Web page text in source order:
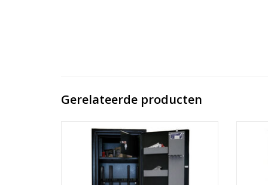
Gerelateerde producten
Extra zware uitvoering wapenkluis Defcon
149SD is uitgevoerd met 1 binnenkluis.
Biedt plaats voor minimaal 10 geweren tot
128 cm met richtkijkers dankzij de brede
en diepe uitvoering.